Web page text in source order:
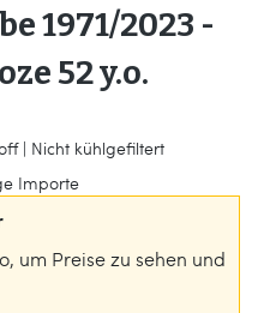
1971/2023 -
52 y.o.
| Nicht kühlgefiltert
Importe
um Preise zu sehen und